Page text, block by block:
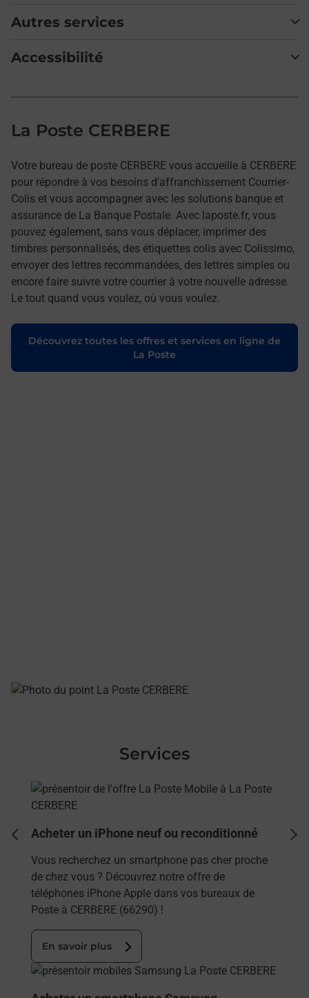
Autres services
Accessibilité
La Poste CERBERE
Votre bureau de poste CERBERE vous accueille à CERBERE
pour répondre à vos besoins d'affranchissement Courrier-
Colis et vous accompagner avec les solutions banque et
assurance de La Banque Postale. Avec laposte.fr, vous
pouvez également, sans vous déplacer, imprimer des
timbres personnalisés, des étiquettes colis avec Colissimo,
envoyer des lettres recommandées, des lettres simples ou
encore faire suivre votre courrier à votre nouvelle adresse.
Le tout quand vous voulez, où vous voulez.
Découvrez toutes les offres et services en ligne de
La Poste
Services
En savoir plus
Acheter un iPhone neuf ou reconditionné
Vous recherchez un smartphone pas cher proche
de chez vous ? Découvrez notre offre de
téléphones iPhone Apple dans vos bureaux de
Poste à CERBERE (66290) !
En savoir plus
En savoir plus